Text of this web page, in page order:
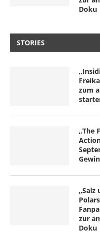
Doku
STORIES
zum
„The
„Salz
zur
Doku